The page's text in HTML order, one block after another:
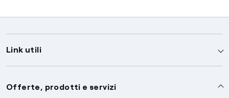
Link utili
Assistenza
Offerte, prodotti e servizi